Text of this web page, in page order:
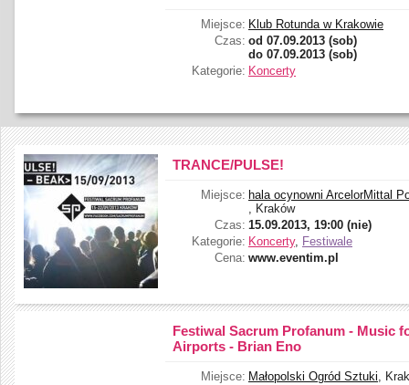
Miejsce: Klub Rotunda w Krakowie
Czas: od 07.09.2013 (sob)
do 07.09.2013 (sob)
Kategorie: Koncerty
TRANCE/PULSE!
Miejsce: hala ocynowni ArcelorMittal
, Kraków
Czas: 15.09.2013, 19:00 (nie)
Kategorie: Koncerty, Festiwale
Cena: www.eventim.pl
Festiwal Sacrum Profanum - Music
Airports - Brian Eno
Miejsce: Małopolski Ogród Sztuki,